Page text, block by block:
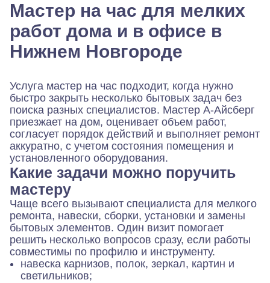
Мастер на час для мелких
работ дома и в офисе в
Нижнем Новгороде
Услуга мастер на час подходит, когда нужно
быстро закрыть несколько бытовых задач без
поиска разных специалистов. Мастер А-Айсберг
приезжает на дом, оценивает объем работ,
согласует порядок действий и выполняет ремонт
аккуратно, с учетом состояния помещения и
установленного оборудования.
Какие задачи можно поручить
мастеру
Чаще всего вызывают специалиста для мелкого
ремонта, навески, сборки, установки и замены
бытовых элементов. Один визит помогает
решить несколько вопросов сразу, если работы
совместимы по профилю и инструменту.
навеска карнизов, полок, зеркал, картин и
светильников;